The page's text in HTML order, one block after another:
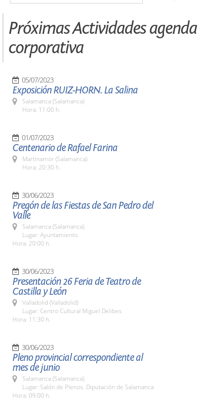
Próximas Actividades agenda
corporativa
05/07/2023
Exposición RUIZ-HORN. La Salina
Salamanca (Salamanca)
Hora: 11:00 h.
01/07/2023
Centenario de Rafael Farina
Martinamor (Salamanca)
Hora: 20:30 h.
30/06/2023
Pregón de las Fiestas de San Pedro del
Valle
Salamanca (Salamanca)
Lugar: Ayuntamiento
Hora: 20:00 h.
30/06/2023
Presentación 26 Feria de Teatro de
Castilla y León
Valladolid (Valladolid)
Lugar: Centro Cultural Miguel Delibes
Hora: 11:30 h.
30/06/2023
Pleno provincial correspondiente al
mes de junio
Salamanca (Salamanca)
Lugar: Salón de Plenos. Diputación de Salamanca
Hora: 09:00 h.